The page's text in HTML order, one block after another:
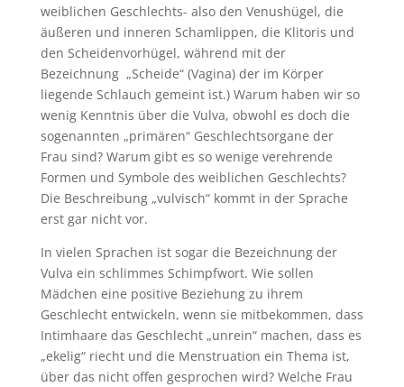
weiblichen Geschlechts- also den Venushügel, die
äußeren und inneren Schamlippen, die Klitoris und
den Scheidenvorhügel, während mit der
Bezeichnung „Scheide“ (Vagina) der im Körper
liegende Schlauch gemeint ist.) Warum haben wir so
wenig Kenntnis über die Vulva, obwohl es doch die
sogenannten „primären“ Geschlechtsorgane der
Frau sind? Warum gibt es so wenige verehrende
Formen und Symbole des weiblichen Geschlechts?
Die Beschreibung „vulvisch“ kommt in der Sprache
erst gar nicht vor.
In vielen Sprachen ist sogar die Bezeichnung der
Vulva ein schlimmes Schimpfwort. Wie sollen
Mädchen eine positive Beziehung zu ihrem
Geschlecht entwickeln, wenn sie mitbekommen, dass
Intimhaare das Geschlecht „unrein“ machen, dass es
„ekelig“ riecht und die Menstruation ein Thema ist,
über das nicht offen gesprochen wird? Welche Frau